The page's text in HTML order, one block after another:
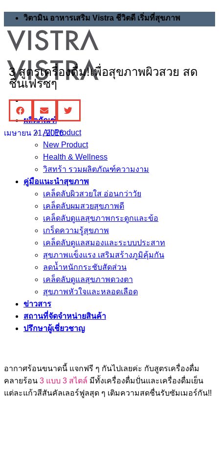
วิตามิน อาหารเสริม Vistra ชีวิตดี เริ่มที่สุขภาพ
ผลิตภัณฑ์
All Product
New Product
Health & Wellness
วิสทร้า รวมผลิตภัณฑ์ความงาม
คู่มือแนะนำสุขภาพ
เคล็ดลับผิวสวยใส อ่อนกว่าวัย
เคล็ดลับผมสวยสุขภาพดี
เคล็ดลับดูแลสุขภาพกระดูกและข้อ
เกร็ดความรู้สุขภาพ
เคล็ดลับดูแลสมองและระบบประสาท
สุขภาพแข็งแรง เสริมสร้างภูมิคุ้มกัน
ลดน้ำหนักกระชับสัดส่วน
เคล็ดลับดูแลสุขภาพดวงตา
สุขภาพหัวใจและหลอดเลือด
ข่าวสาร
สถานที่จัดจำหน่ายสินค้า
ปรึกษาผู้เชี่ยวชาญ
3 สูตรเครื่องดื่ม!เพื่อสุขภาพผิวสวย สด
ชื่นเฟรซๆ
เมษายน 21, 2016
อากาศร้อนขนาดนี้ แจกฟรี ๆ กันไปเลยค่ะ กับสูตรเครื่องดื่ม
คลายร้อน 3 แบบ 3 สไตล์ มีทั้งเครื่องดื่มปั่นและเครื่องดื่มเย็น
แต่ละแก้วสีสันคัลเลอร์ฟูลสุด ๆ เติมความสดชื่นรับซัมเมอร์กัน!!